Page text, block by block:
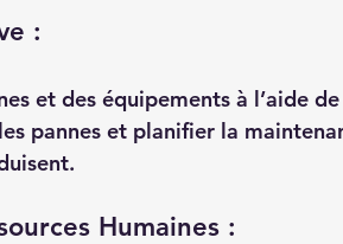
:
et des équipements à l’aide
pannes et planifier la
Humaines :